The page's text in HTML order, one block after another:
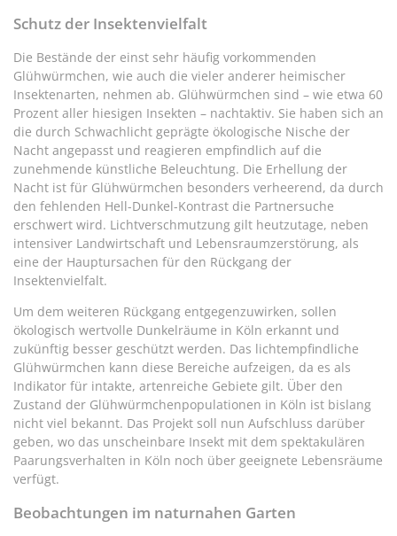
Schutz der Insektenvielfalt
Die Bestände der einst sehr häufig vorkommenden
Glühwürmchen, wie auch die vieler anderer heimischer
Insektenarten, nehmen ab. Glühwürmchen sind – wie etwa 60
Prozent aller hiesigen Insekten – nachtaktiv. Sie haben sich an
die durch Schwachlicht geprägte ökologische Nische der
Nacht angepasst und reagieren empfindlich auf die
zunehmende künstliche Beleuchtung. Die Erhellung der
Nacht ist für Glühwürmchen besonders verheerend, da durch
den fehlenden Hell-Dunkel-Kontrast die Partnersuche
erschwert wird. Lichtverschmutzung gilt heutzutage, neben
intensiver Landwirtschaft und Lebensraumzerstörung, als
eine der Hauptursachen für den Rückgang der
Insektenvielfalt.
Um dem weiteren Rückgang entgegenzuwirken, sollen
ökologisch wertvolle Dunkelräume in Köln erkannt und
zukünftig besser geschützt werden. Das lichtempfindliche
Glühwürmchen kann diese Bereiche aufzeigen, da es als
Indikator für intakte, artenreiche Gebiete gilt. Über den
Zustand der Glühwürmchenpopulationen in Köln ist bislang
nicht viel bekannt. Das Projekt soll nun Aufschluss darüber
geben, wo das unscheinbare Insekt mit dem spektakulären
Paarungsverhalten in Köln noch über geeignete Lebensräume
verfügt.
Beobachtungen im naturnahen Garten